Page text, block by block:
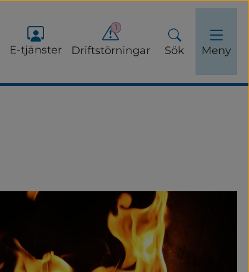
E-tjänster Driftstörningar
1
Sök Meny
och luftkvalitet